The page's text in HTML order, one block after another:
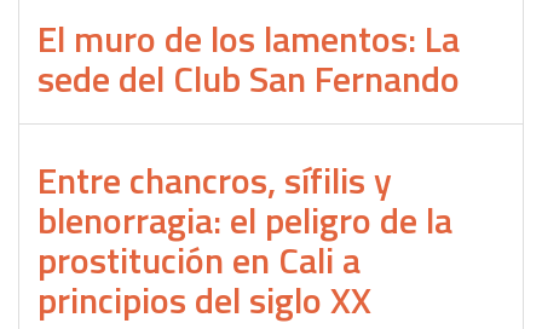
El muro de los lamentos: La
sede del Club San Fernando
Entre chancros, sífilis y
blenorragia: el peligro de la
prostitución en Cali a
principios del siglo XX